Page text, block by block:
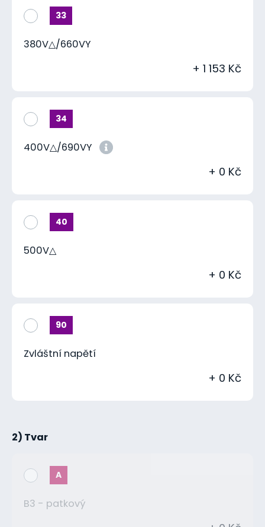
33
380V△/660VY
+ 1 153 Kč
34
400V△/690VY
+ 0 Kč
40
500V△
+ 0 Kč
90
Zvláštní napětí
+ 0 Kč
2) Tvar
A
B3 - patkový